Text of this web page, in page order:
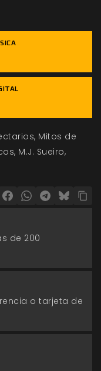
Mitos de
M.J. Sueiro
de 200
o tarjeta de